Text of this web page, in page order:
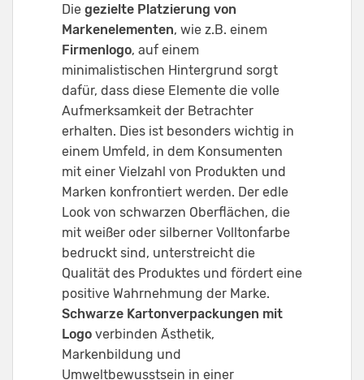
Die gezielte Platzierung von
Markenelementen, wie z.B. einem
Firmenlogo, auf einem
minimalistischen Hintergrund sorgt
dafür, dass diese Elemente die volle
Aufmerksamkeit der Betrachter
erhalten. Dies ist besonders wichtig in
einem Umfeld, in dem Konsumenten
mit einer Vielzahl von Produkten und
Marken konfrontiert werden. Der edle
Look von schwarzen Oberflächen, die
mit weißer oder silberner Volltonfarbe
bedruckt sind, unterstreicht die
Qualität des Produktes und fördert eine
positive Wahrnehmung der Marke.
Schwarze Kartonverpackungen mit
Logo verbinden Ästhetik,
Markenbildung und
Umweltbewusstsein in einer